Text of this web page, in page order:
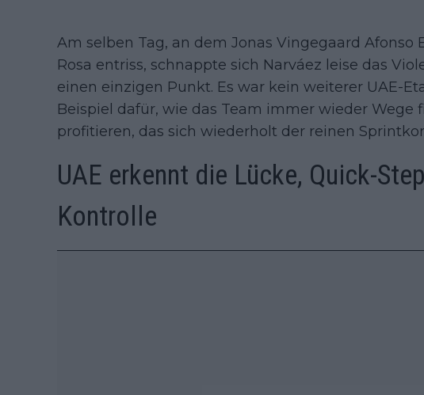
Am selben Tag, an dem Jonas Vingegaard Afonso
Rosa entriss, schnappte sich Narváez leise das
einen einzigen Punkt. Es war kein weiterer UAE-
Beispiel dafür, wie das Team immer wieder Wege
profitieren, das sich wiederholt der reinen
UAE erkennt die Lücke, Quick-
Kontrolle